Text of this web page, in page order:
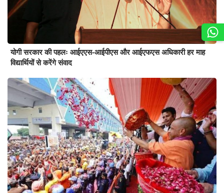
योगी सरकार की पहलः आईएएस-आईपीएस और आईएफएस अधिकारी हर माह
विद्यार्थियों से करेंगे संवाद